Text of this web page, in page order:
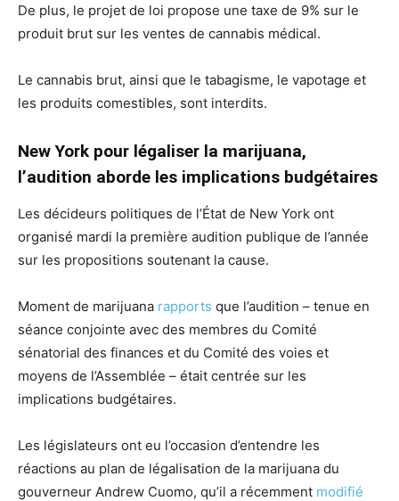
De plus, le projet de loi propose une taxe de 9% sur le
produit brut sur les ventes de cannabis médical.
Le cannabis brut, ainsi que le tabagisme, le vapotage et
les produits comestibles, sont interdits.
New York pour légaliser la marijuana,
l’audition aborde les implications budgétaires
Les décideurs politiques de l’État de New York ont ​​
organisé mardi la première audition publique de l’année
sur les propositions soutenant la cause.
Moment de marijuana rapports que l’audition – tenue en
séance conjointe avec des membres du Comité
sénatorial des finances et du Comité des voies et
moyens de l’Assemblée – était centrée sur les
implications budgétaires.
Les législateurs ont eu l’occasion d’entendre les
réactions au plan de légalisation de la marijuana du
gouverneur Andrew Cuomo, qu’il a récemment modifié